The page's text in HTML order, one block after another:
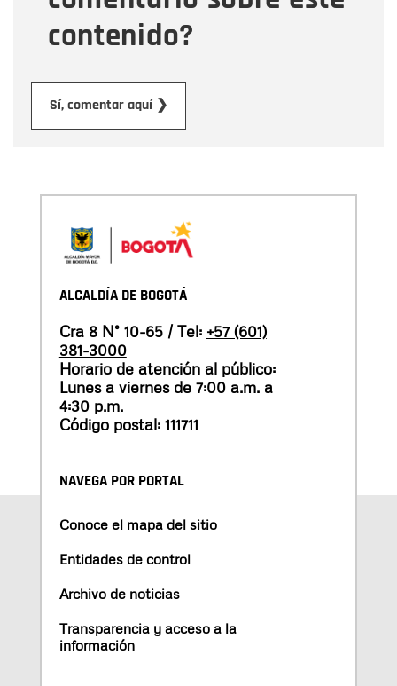
contenido?
Sí, comentar aquí ❯
ALCALDÍA DE BOGOTÁ
Cra 8 N° 10-65 / Tel: +57 (601)
381-3000
Horario de atención al público:
Lunes a viernes de 7:00 a.m. a
4:30 p.m.
Código postal: 111711
NAVEGA POR PORTAL
Conoce el mapa del sitio
Entidades de control
Archivo de noticias
Transparencia y acceso a la
información